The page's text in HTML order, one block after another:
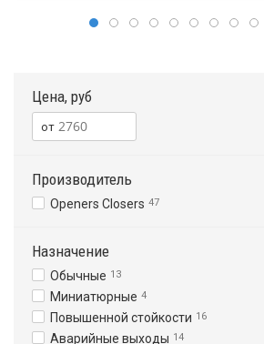
Цена, руб
Производитель
Openers Closers 47
Назначение
Обычные 13
Миниатюрные 4
Повышенной стойкости 16
Аварийные выходы 14